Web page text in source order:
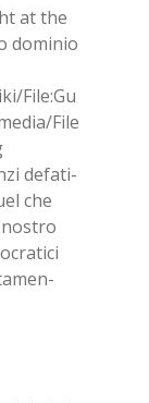
de­fa­ti­
che